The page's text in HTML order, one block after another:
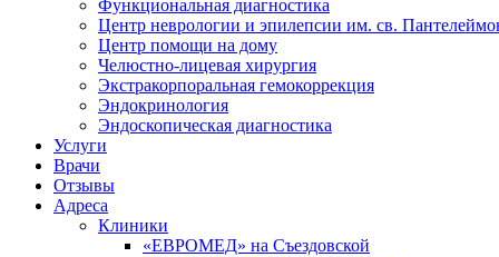
Функциональная диагностика
Центр неврологии и эпилепсии им. св.
Центр помощи на дому
Челюстно-лицевая хирургия
Экстракорпоральная гемокоррекция
Эндокринология
Эндоскопическая диагностика
Услуги
Врачи
Отзывы
Адреса
Клиники
«ЕВРОМЕД» на Съездовской